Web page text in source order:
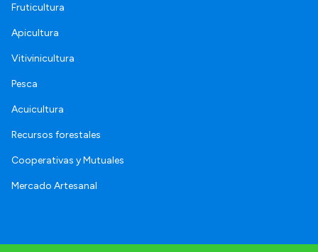
Fruticultura
Apicultura
Vitivinicultura
Pesca
Acuicultura
Recursos forestales
Cooperativas y Mutuales
Mercado Artesanal